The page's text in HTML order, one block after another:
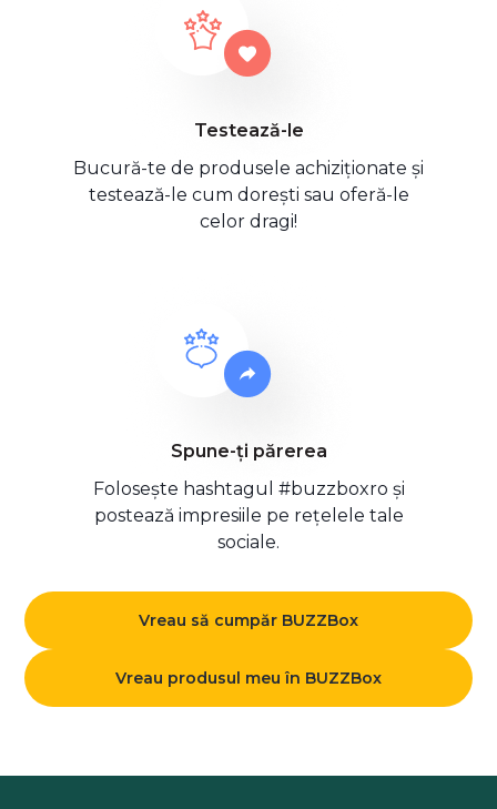
Testează-le
Bucură-te de produsele achiziționate și
testează-le cum dorești sau oferă-le
celor dragi!
Spune-ți părerea
Folosește hashtagul #buzzboxro și
postează impresiile pe rețelele tale
sociale.
Vreau să cumpăr BUZZBox
Vreau produsul meu în BUZZBox